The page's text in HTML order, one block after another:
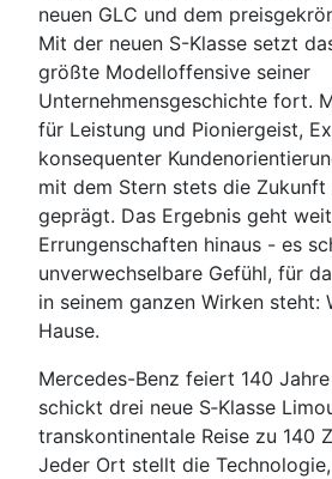
neuen GLC und dem
Mit der neuen S-Klasse setzt
größte Modelloffensive seiner
Unternehmensgeschichte fort.
für Leistung und Pioniergeist,
konsequenter
mit dem Stern stets die
geprägt. Das Ergebnis geht
Errungenschaften hinaus - es
unverwechselbare Gefühl, für
in seinem ganzen Wirken steht:
Hause.
Mercedes-Benz feiert 140
schickt drei neue S‑Klasse
transkontinentale Reise zu 140
Jeder Ort stellt die